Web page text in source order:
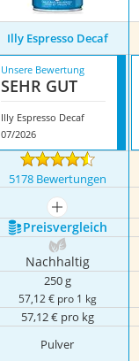
Illy Espresso Decaf
Unsere Bewertung
SEHR GUT
Illy Espresso Decaf
07/2026
5178 Bewertungen
mehr anzeigen
Preis­vergleich
Nachhaltig
250 g
57,12 € pro 1 kg
57,12 € pro kg
Pulver